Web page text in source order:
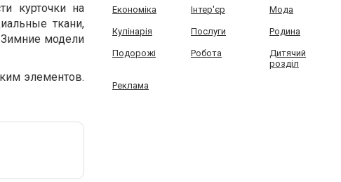
курточки на
ткани,
модели
элементов.
Економіка Інтер'єр Мода
Кулінарія Послуги Родина
Подорожі Робота
Дитячий
розділ
Реклама